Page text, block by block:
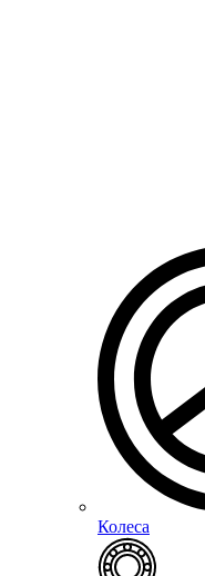
Колеса